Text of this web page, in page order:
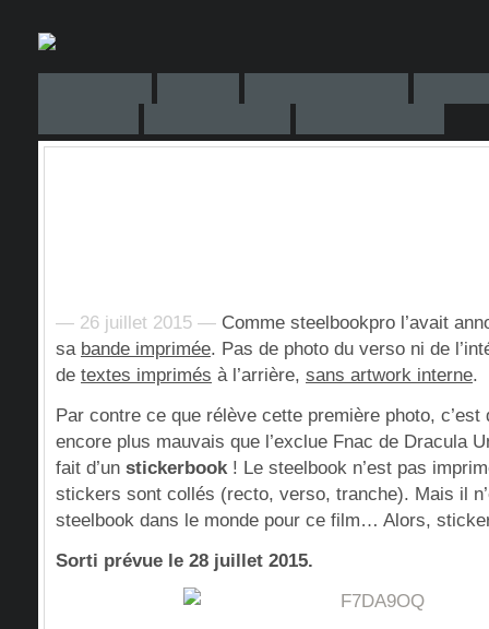
— 26 juillet 2015 — Comme steelbookpro l’avait
sa bande imprimée. Pas de photo du verso ni de
de textes imprimés à l’arrière, sans artwork interne.
Par contre ce que rélève cette première photo,
encore plus mauvais que l’exclue Fnac de Dracula
fait d’un stickerbook! Le steelbook n’est pas
stickers sont collés (recto, verso, tranche). Mais il
steelbook dans le monde pour ce film… Alors,
Sorti prévue le 28 juillet 2015.